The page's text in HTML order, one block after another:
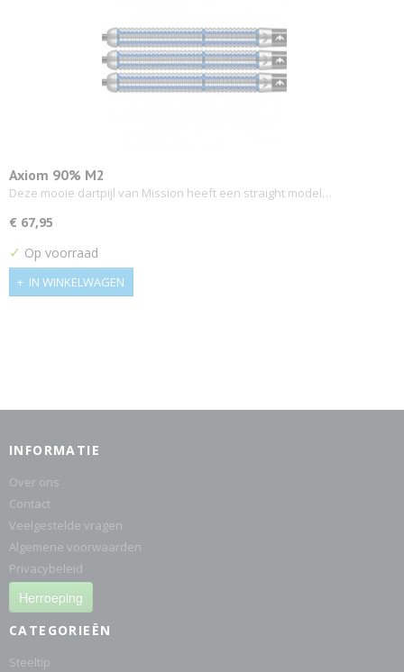
Axiom 90% M2
Deze mooie dartpijl van Mission heeft een straight model…
€ 67,95
✓ Op voorraad
IN WINKELWAGEN
INFORMATIE
Over ons
Contact
Veelgestelde vragen
Algemene voorwaarden
Privacybeleid
Herroeping
CATEGORIEËN
Steeltip